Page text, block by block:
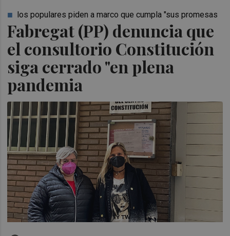
Fabregat (PP) denuncia que
el consultorio Constitución
siga cerrado "en plena
pandemia
los populares piden a marco que cumpla "sus promesas